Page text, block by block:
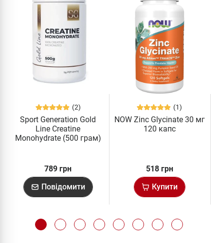
(2)
Sport Generation Gold
Line Creatine
Monohydrate (500 грам)
789 грн
Повідомити
(1)
NOW Zinc Glycinate 30 мг
120 капс
518 грн
Купити